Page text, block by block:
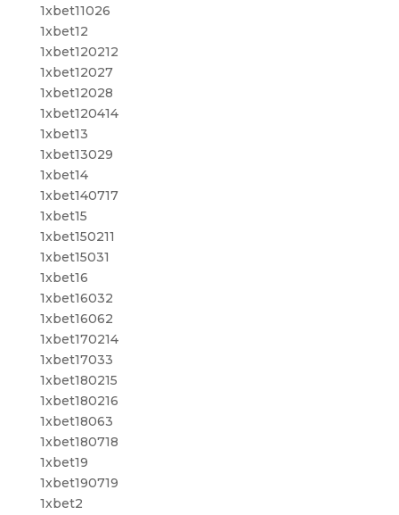
1xbet11026
1xbet12
1xbet120212
1xbet12027
1xbet12028
1xbet120414
1xbet13
1xbet13029
1xbet14
1xbet140717
1xbet15
1xbet150211
1xbet15031
1xbet16
1xbet16032
1xbet16062
1xbet170214
1xbet17033
1xbet180215
1xbet180216
1xbet18063
1xbet180718
1xbet19
1xbet190719
1xbet2